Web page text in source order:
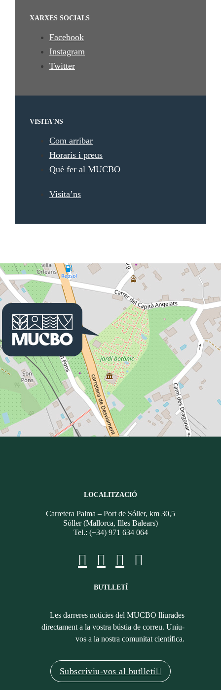
XARXES SOCIALS
Facebook
Instagram
Twitter
VISITA'NS
Com arribar
Horaris i preus
Què fer al MUCBO
Visita’ns
LOCALITZACIÓ
Carretera Palma – Port de Sóller, km 30,5
Sóller (Mallorca, Illes Balears)
Tel.: (+34) 971 634 064
BUTLLETÍ
Les darreres notícies del MUCBO lliurades
directament a la vostra bústia de correu. Uniu-
vos a la nostra comunitat científica.
Subscriviu-vos al butlletí